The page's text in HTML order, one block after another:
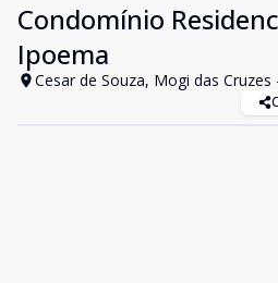
Condomínio
Ipoema
Cesar de Souza, Mogi das Cruzes